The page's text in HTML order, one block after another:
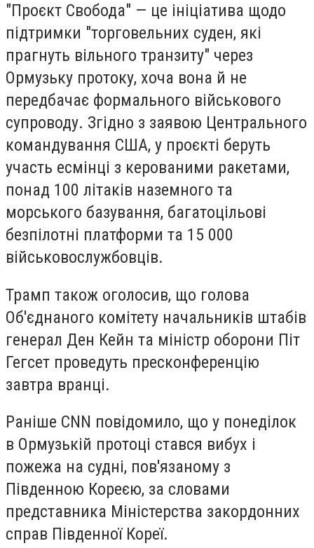
"Проєкт Свобода" — це ініціатива щодо
підтримки "торговельних суден, які
прагнуть вільного транзиту" через
Ормузьку протоку, хоча вона й не
передбачає формального військового
супроводу. Згідно з заявою Центрального
командування США, у проєкті беруть
участь есмінці з керованими ракетами,
понад 100 літаків наземного та
морського базування, багатоцільові
безпілотні платформи та 15 000
військовослужбовців.
Трамп також оголосив, що голова
Об'єднаного комітету начальників штабів
генерал Ден Кейн та міністр оборони Піт
Гегсет проведуть пресконференцію
завтра вранці.
Раніше CNN повідомило, що у понеділок
в Ормузькій протоці стався вибух і
пожежа на судні, пов'язаному з
Південною Кореєю, за словами
представника Міністерства закордонних
справ Південної Кореї.